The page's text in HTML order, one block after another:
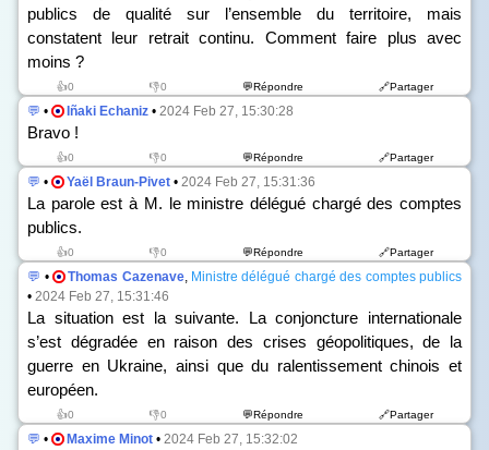
publics de qualité sur l’ensemble du territoire, mais
constatent leur retrait continu. Comment faire plus avec
moins ?
👍0 👎0 💬Répondre 🔗Partager
💬 • Iñaki Echaniz • 2024 Feb 27, 15:30:28
Bravo !
👍0 👎0 💬Répondre 🔗Partager
💬 • Yaël Braun-Pivet • 2024 Feb 27, 15:31:36
La parole est à M. le ministre délégué chargé des comptes
publics.
👍0 👎0 💬Répondre 🔗Partager
💬 • Thomas Cazenave, Ministre délégué chargé des comptes publics
• 2024 Feb 27, 15:31:46
La situation est la suivante. La conjoncture internationale
s’est dégradée en raison des crises géopolitiques, de la
guerre en Ukraine, ainsi que du ralentissement chinois et
européen.
👍0 👎0 💬Répondre 🔗Partager
💬 • Maxime Minot • 2024 Feb 27, 15:32:02